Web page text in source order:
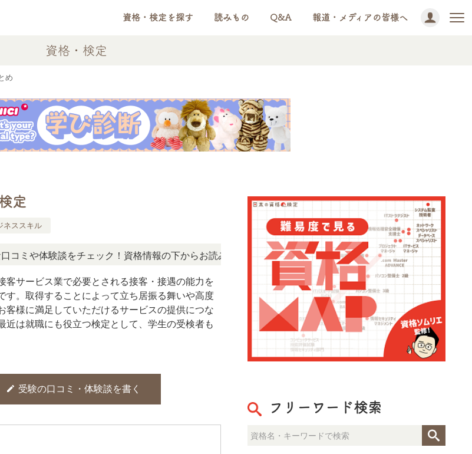
資格・検定を探す 読みもの Q&A 報道・メディアの皆様へ
資格・検定
め
定
ネススキル
験談をチェック！資格情報の下からお読みいただけます。 NEWS! 「この検定、難しい？」「どんな試験
客サービス業で必要とされる接客・接遇の能力を
す。取得することによって立ち居振る舞いや高度
客様に満足していただけるサービスの提供につな
近は就職にも役立つ検定として、学生の受検者も
edit 受験の口コミ・体験談を書く
フリーワード検索